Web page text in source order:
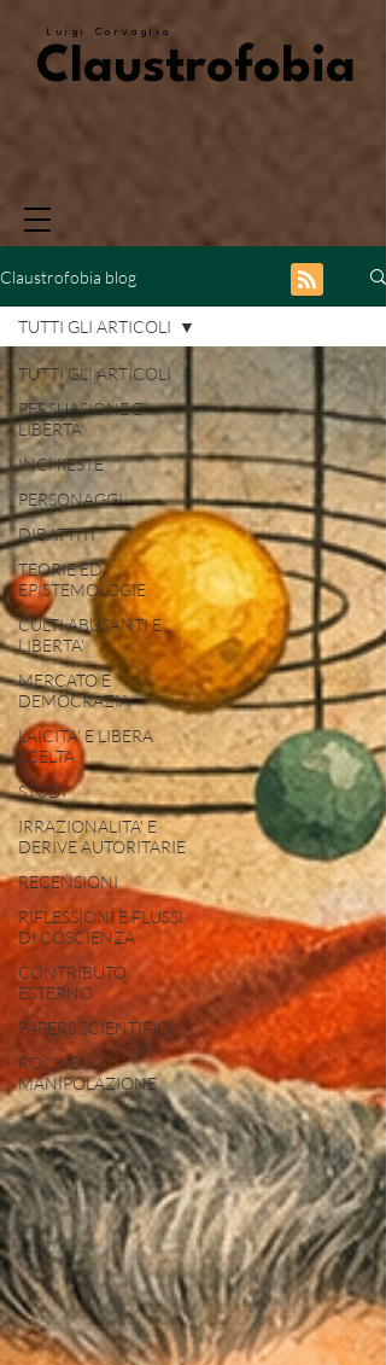
Luigi Corvaglia
Claustrofobia
Claustrofobia blog
TUTTI GLI ARTICOLI
PERSUASIONE E
LIBERTA'
INCHIESTE
PERSONAGGI
DIBATTITI
TEORIE ED
EPISTEMOLOGIE
CULTI ABUSANTI E
LIBERTA'
MERCATO E
DEMOCRAZIA
LAICITA' E LIBERA
SCELTA
STUDI
IRRAZIONALITA' E
DERIVE AUTORITARIE
RECENSIONI
RIFLESSIONI E FLUSSI
DI COSCIENZA
CONTRIBUTO
ESTERNO
PAPERS SCIENTIFICI
ROCK E
MANIPOLAZIONE
TUTTI GLI ARTICOLI